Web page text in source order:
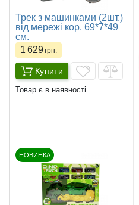
Трек з машинками (2шт.)
від мережі кор. 69*7*49
см.
1 629грн.
Купити
Товар є в наявності
НОВИНКА